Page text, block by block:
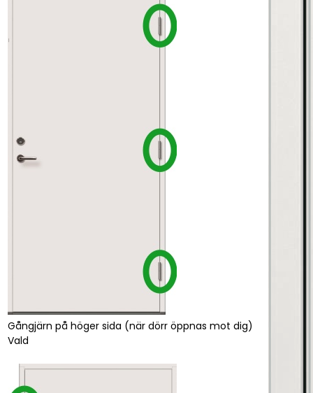
Gångjärn på höger sida (när dörr öppnas mot dig)
Vald